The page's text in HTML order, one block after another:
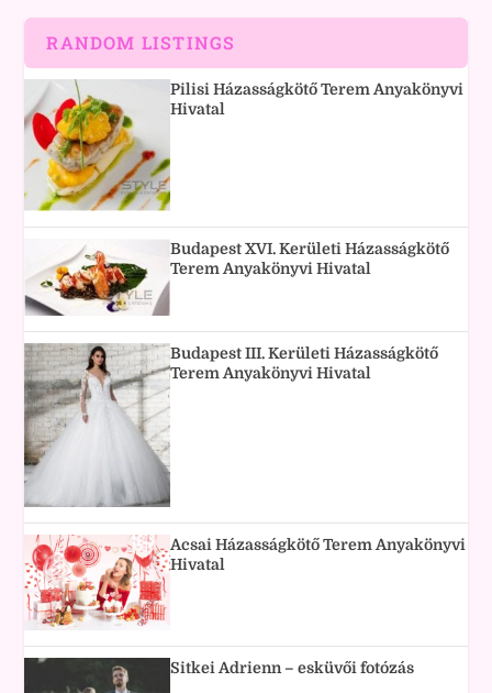
RANDOM LISTINGS
Pilisi Házasságkötő Terem Anyakönyvi
Hivatal
Budapest XVI. Kerületi Házasságkötő
Terem Anyakönyvi Hivatal
Budapest III. Kerületi Házasságkötő
Terem Anyakönyvi Hivatal
Acsai Házasságkötő Terem Anyakönyvi
Hivatal
Sitkei Adrienn – esküvői fotózás